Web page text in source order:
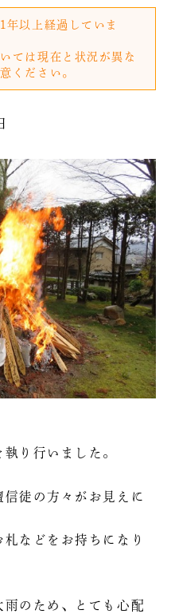
年以上経過していま
ては現在と状況が異な
ください。
り行いました。
徒の方々がお見えに
などをお持ちになり
のため、とても心配